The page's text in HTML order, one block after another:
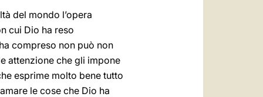
del mondo l’opera
cui Dio ha reso
compreso non può non
attenzione che gli impone
esprime molto bene tutto
le cose che Dio ha